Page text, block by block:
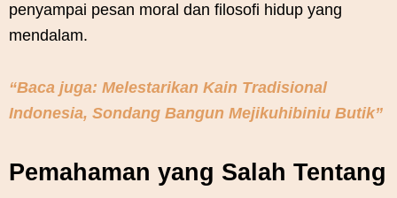
penyampai pesan moral dan filosofi hidup yang
mendalam.
“Baca juga: Melestarikan Kain Tradisional
Indonesia, Sondang Bangun Mejikuhibiniu Butik”
Pemahaman yang Salah Tentang